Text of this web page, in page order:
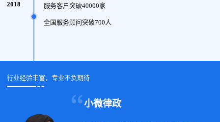
2018 服务客户突破40000家
全国服务顾问突破700人
行业经验丰富，专业不负期待
小微律政